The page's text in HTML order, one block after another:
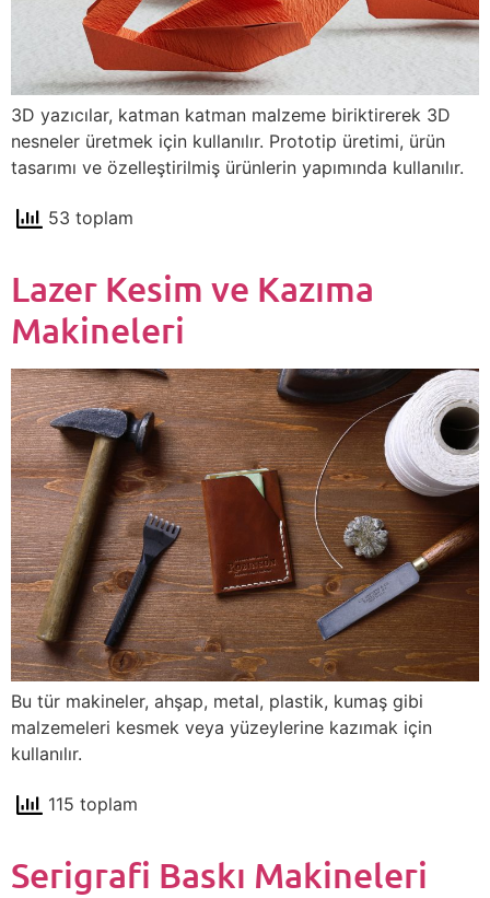
3D yazıcılar, katman katman malzeme biriktirerek 3D
nesneler üretmek için kullanılır. Prototip üretimi, ürün
tasarımı ve özelleştirilmiş ürünlerin yapımında kullanılır.
53 toplam
Lazer Kesim ve Kazıma
Makineleri
Bu tür makineler, ahşap, metal, plastik, kumaş gibi
malzemeleri kesmek veya yüzeylerine kazımak için
kullanılır.
115 toplam
Serigrafi Baskı Makineleri